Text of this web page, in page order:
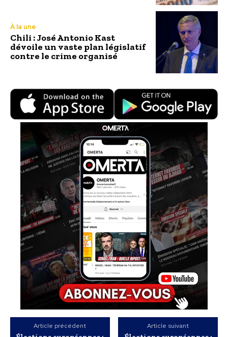
À la une
Chili : José Antonio Kast
dévoile un vaste plan législatif
contre le crime organisé
Article précédent Article suivant